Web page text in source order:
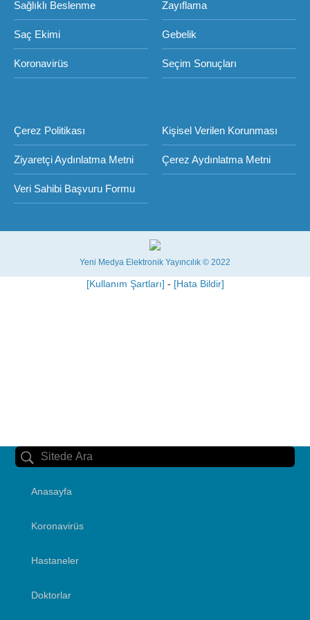
Sağlıklı Beslenme Zayıflama
Saç Ekimi Gebelik
Koronavirüs Seçim Sonuçları
Çerez Politikası Kişisel Verilen Korunması
Ziyaretçi Aydınlatma Metni Çerez Aydınlatma Metni
Veri Sahibi Başvuru Formu
Yeni Medya Elektronik Yayıncılık © 2022
[Kullanım Şartları] - [Hata Bildir]
Anasayfa
Koronavirüs
Hastaneler
Doktorlar